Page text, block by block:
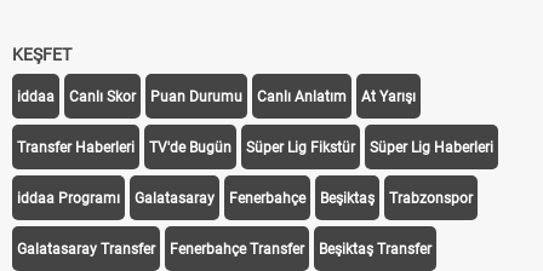
KEŞFET
iddaa Canlı Skor Puan Durumu Canlı Anlatım At Yarışı
Transfer Haberleri TV'de Bugün Süper Lig Fikstür Süper Lig Haberleri
iddaa Programı Galatasaray Fenerbahçe Beşiktaş Trabzonspor
Galatasaray Transfer Fenerbahçe Transfer Beşiktaş Transfer